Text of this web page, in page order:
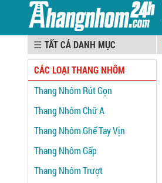
☰
CÁC LOẠI THANG NHÔM
Thang Nhôm Rút Gọn
Thang Nhôm Chữ A
Thang Nhôm Ghế Tay Vịn
Thang Nhôm Gấp
Thang Nhôm Trượt